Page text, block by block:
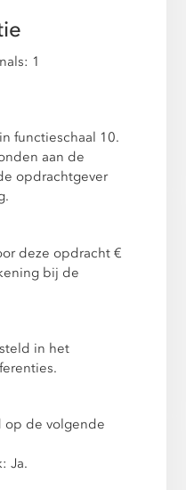
1
functieschaal 10.
aan de
opdrachtgever
deze opdracht €
bij de
in het
op de volgende
Ja.